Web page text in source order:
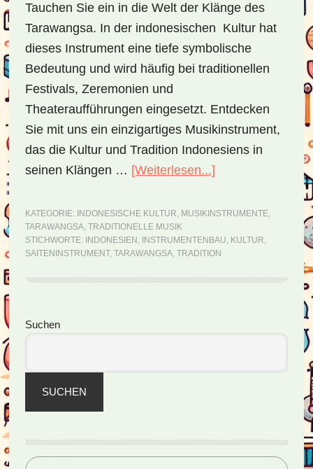
Tauchen Sie ein in die Welt der Klänge des
Tarawangsa. In der indonesischen Kultur hat
dieses Instrument eine tiefe symbolische
Bedeutung und wird häufig bei traditionellen
Festivals, Zeremonien und
Theateraufführungen eingesetzt. Entdecken
Sie mit uns ein einzigartiges Musikinstrument,
das die Kultur und Tradition Indonesiens in
seinen Klängen … [Weiterlesen...] ÜberTarawangsa
ein
in
KATEGORIE: INDONESISCHE KULTUR, MUSIKINSTRUMENTE,
TARAWANGSA, TRADITIONELLE MUSIK
STICHWORTE:
INDONESIEN , INSTRUMENTENBAU, KULTUR,
SAITENINSTRUMENT, TARAWANGSA, TRADITION
Seitenspalte
Suchen
SUCHEN